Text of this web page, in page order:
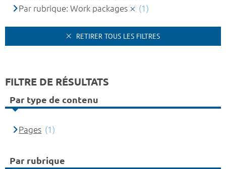
Par rubrique: Work packages
(1)
RETIRER TOUS LES FILTRES
FILTRE DE RÉSULTATS
Par type de contenu
Pages (1)
Par rubrique